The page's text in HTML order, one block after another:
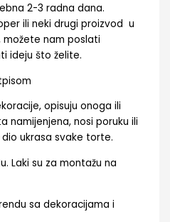
2-3 radna dana.
ili neki drugi proizvod u
možete nam poslati
ideju što želite.
opisuju onoga ili
namijenjena, nosi poruku ili
ukrasa svake torte.
Laki su za montažu na
sa dekoracijama i